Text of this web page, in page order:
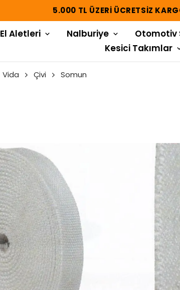
5.000 TL ÜZERI ÜCRETSIZ
El Aletleri Nalburiye Otomotiv
Kesici Takımlar
Vida Çivi Somun